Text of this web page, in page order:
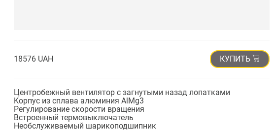
18576 UAH КУПИТЬ
Центробежный вентилятор с загнутыми назад лопатками
Kорпус из сплава алюминия AlMg3
Регулирование скорости вращения
Bстроенный термовыключатель
Hеобслуживаемый шарикоподшипник